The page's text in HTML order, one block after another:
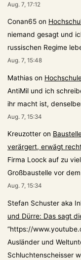
Aug. 7, 17:12
Conan65 on
niemand gesagt und
russischen Regime
Aug. 7, 15:48
Mathias on
AntiMil und ich
ihr macht ist,
Aug. 7, 15:34
Kreuzotter on
verärgert, erwägt
Firma Loock auf zu
Großbaustelle vor
Aug. 7, 15:34
Stefan Schuster aka
und Dürre: Das sagt
“https://
Ausländer und
Schluchtenscheisser